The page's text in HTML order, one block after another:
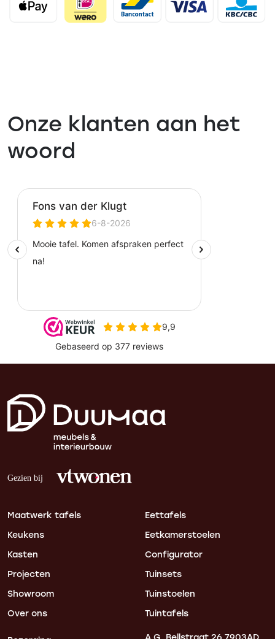
Onze klanten aan het
woord
Maatwerk tafels
Keukens
Kasten
Projecten
Showroom
Over ons
Eettafels
Eetkamerstoelen
Configurator
Tuinsets
Tuinstoelen
Tuintafels